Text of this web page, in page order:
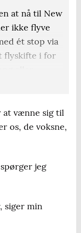
at nå til New
ikke flyve
ét stop via
flyskifte i for
Airways
til 20.000
er ude.
Det koster
i hotel og
at vænne sig til
os, de voksne,
jeg
siger min